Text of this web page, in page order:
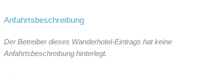
Anfahrtsbeschreibung
Der Betreiber dieses Wanderhotel-Eintrags hat keine
Anfahrtsbeschreibung hinterlegt.